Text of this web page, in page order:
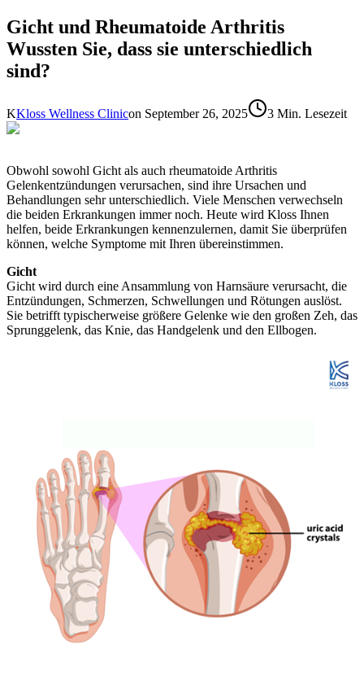
Gicht und Rheumatoide Arthritis
Wussten Sie, dass sie unterschiedlich
sind?
KKloss Wellness Clinicon September 26, 2025 3 Min. Lesezeit
Obwohl sowohl Gicht als auch rheumatoide Arthritis
Gelenkentzündungen verursachen, sind ihre Ursachen und
Behandlungen sehr unterschiedlich. Viele Menschen verwechseln
die beiden Erkrankungen immer noch. Heute wird Kloss Ihnen
helfen, beide Erkrankungen kennenzulernen, damit Sie überprüfen
können, welche Symptome mit Ihren übereinstimmen.
Gicht
Gicht wird durch eine Ansammlung von Harnsäure verursacht, die
Entzündungen, Schmerzen, Schwellungen und Rötungen auslöst.
Sie betrifft typischerweise größere Gelenke wie den großen Zeh, das
Sprunggelenk, das Knie, das Handgelenk und den Ellbogen.